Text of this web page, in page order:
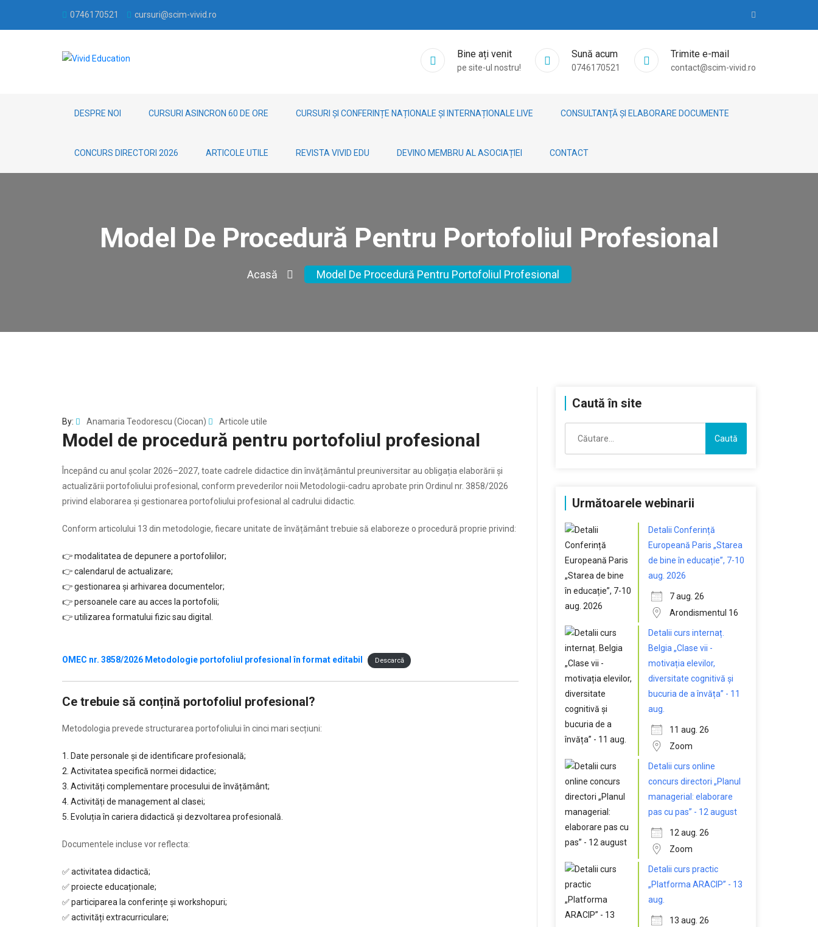
0746170521 cursuri@scim-vivid.ro
Bine ați venit
pe site-ul nostru!
Sună acum
0746170521
Trimite e-mail
contact@scim-vivid.ro
DESPRE NOI CURSURI ASINCRON 60 DE ORE CURSURI ȘI CONFERINȚE NAȚIONALE ȘI INTERNAȚIONALE LIVE CONSULTANŢĂ ȘI ELABORARE DOCUMENTE
CONCURS DIRECTORI 2026 ARTICOLE UTILE REVISTA VIVID EDU DEVINO MEMBRU AL ASOCIAȚIEI CONTACT
Model De Procedură Pentru Portofoliul Profesional
Acasă Model De Procedură Pentru Portofoliul Profesional
By: Anamaria Teodorescu (Ciocan) Articole utile
Model de procedură pentru portofoliul profesional
Începând cu anul școlar 2026–2027, toate cadrele didactice din învățământul preuniversitar au obligația elaborării și
actualizării portofoliului profesional, conform prevederilor noii Metodologii-cadru aprobate prin Ordinul nr. 3858/2026
privind elaborarea și gestionarea portofoliului profesional al cadrului didactic.
Conform articolului 13 din metodologie, fiecare unitate de învățământ trebuie să elaboreze o procedură proprie privind:
👉 modalitatea de depunere a portofoliilor;
👉 calendarul de actualizare;
👉 gestionarea și arhivarea documentelor;
👉 persoanele care au acces la portofolii;
👉 utilizarea formatului fizic sau digital.
OMEC nr. 3858/2026 Metodologie portofoliul profesional în format editabil Descarcă
Ce trebuie să conțină portofoliul profesional?
Metodologia prevede structurarea portofoliului în cinci mari secțiuni:
1. Date personale și de identificare profesională;
2. Activitatea specifică normei didactice;
3. Activități complementare procesului de învățământ;
4. Activități de management al clasei;
5. Evoluția în cariera didactică și dezvoltarea profesională.
Documentele incluse vor reflecta:
✅ activitatea didactică;
✅ proiecte educaționale;
✅ participarea la conferințe și workshopuri;
✅ activități extracurriculare;
Caută în site
după:
Următoarele webinarii
Detalii Conferință
Europeană Paris „Starea
de bine în educație”, 7-10
aug. 2026
7 aug. 26
Arondismentul 16
Detalii curs internaț.
Belgia „Clase vii -
motivația elevilor,
diversitate cognitivă și
bucuria de a învăța” - 11
aug.
11 aug. 26
Zoom
Detalii curs online
concurs directori „Planul
managerial: elaborare
pas cu pas” - 12 august
12 aug. 26
Zoom
Detalii curs practic
„Platforma ARACIP” - 13
aug.
13 aug. 26